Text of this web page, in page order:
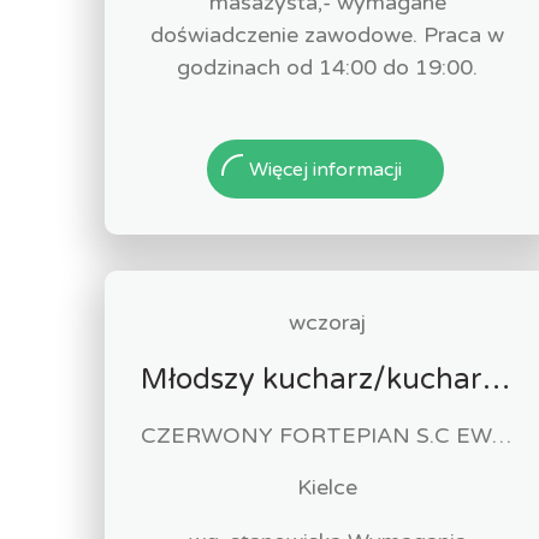
doświadczenie zawodowe. Praca w
godzinach od 14:00 do 19:00.
Więcej informacji
wczoraj
Młodszy kucharz/kucharka
CZERWONY FORTEPIAN S.C EWA URBAŃSKA-FELCZAK, ROBERT KANTOR
Kielce